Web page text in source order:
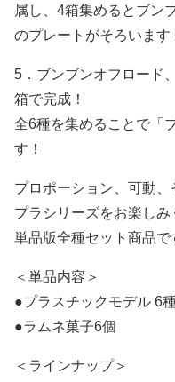
属し、4箱集めるとブン
のプレートがそろいます
5．ブンブンオフロード
箱で完成！
全6種を集めることで「
す！
プロポーション、可動
プラシリーズをお楽しみ
単品版全種セット商品で
＜単品内容＞
●プラスチックモデル 6
●ラムネ菓子6個
＜ラインナップ＞